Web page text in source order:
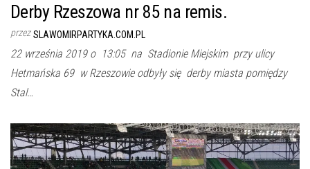
Derby Rzeszowa nr 85 na remis.
przez SLAWOMIRPARTYKA.COM.PL
22 września 2019 o 13:05 na Stadionie Miejskim przy ulicy
Hetmańska 69 w Rzeszowie odbyły się derby miasta pomiędzy
Stal…